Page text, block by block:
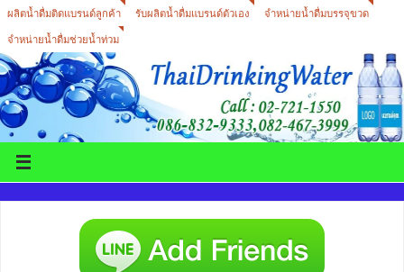
ผลิตน้ำดื่มติดแบรนด์ลูกค้า รับผลิตน้ำดื่มแบรนด์ตัวเอง
จำหน่ายน้ำดื่มบรรจุขวด
จำหน่ายน้ำดื่มช่วยน้ำท่วม